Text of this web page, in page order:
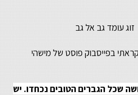
בפייסבוק פוסט של מישהי
שכל הגברים הטובים נכחדו. יש